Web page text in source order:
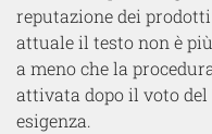
reputazione dei
attuale il testo non è
a meno che la
attivata dopo il voto del
esigenza.